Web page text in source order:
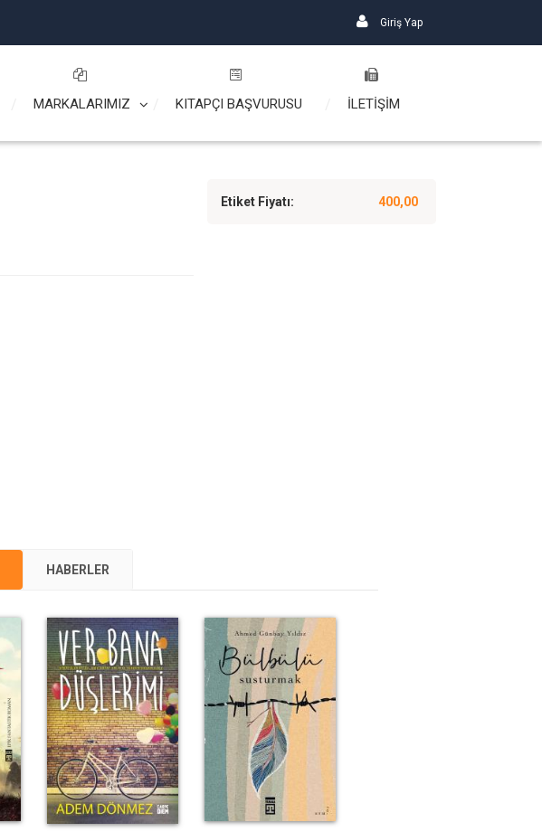
Giriş Yap
MARKALARIMIZ KITAPÇI BAŞVURUSU İLETİŞİM
Etiket Fiyatı: 400,00
HABERLER